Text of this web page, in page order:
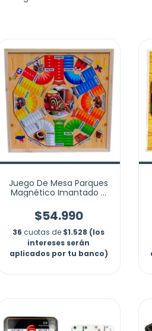
Juego De Mesa Parques
Magnético Imantado 6
$54.990
36 cuotas de $1.528 (los
intereses serán
aplicados por tu banco)